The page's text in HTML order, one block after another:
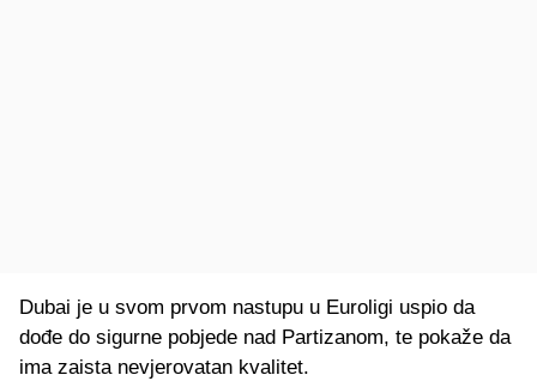
Dubai je u svom prvom nastupu u Euroligi uspio da
dođe do sigurne pobjede nad Partizanom, te pokaže da
ima zaista nevjerovatan kvalitet.